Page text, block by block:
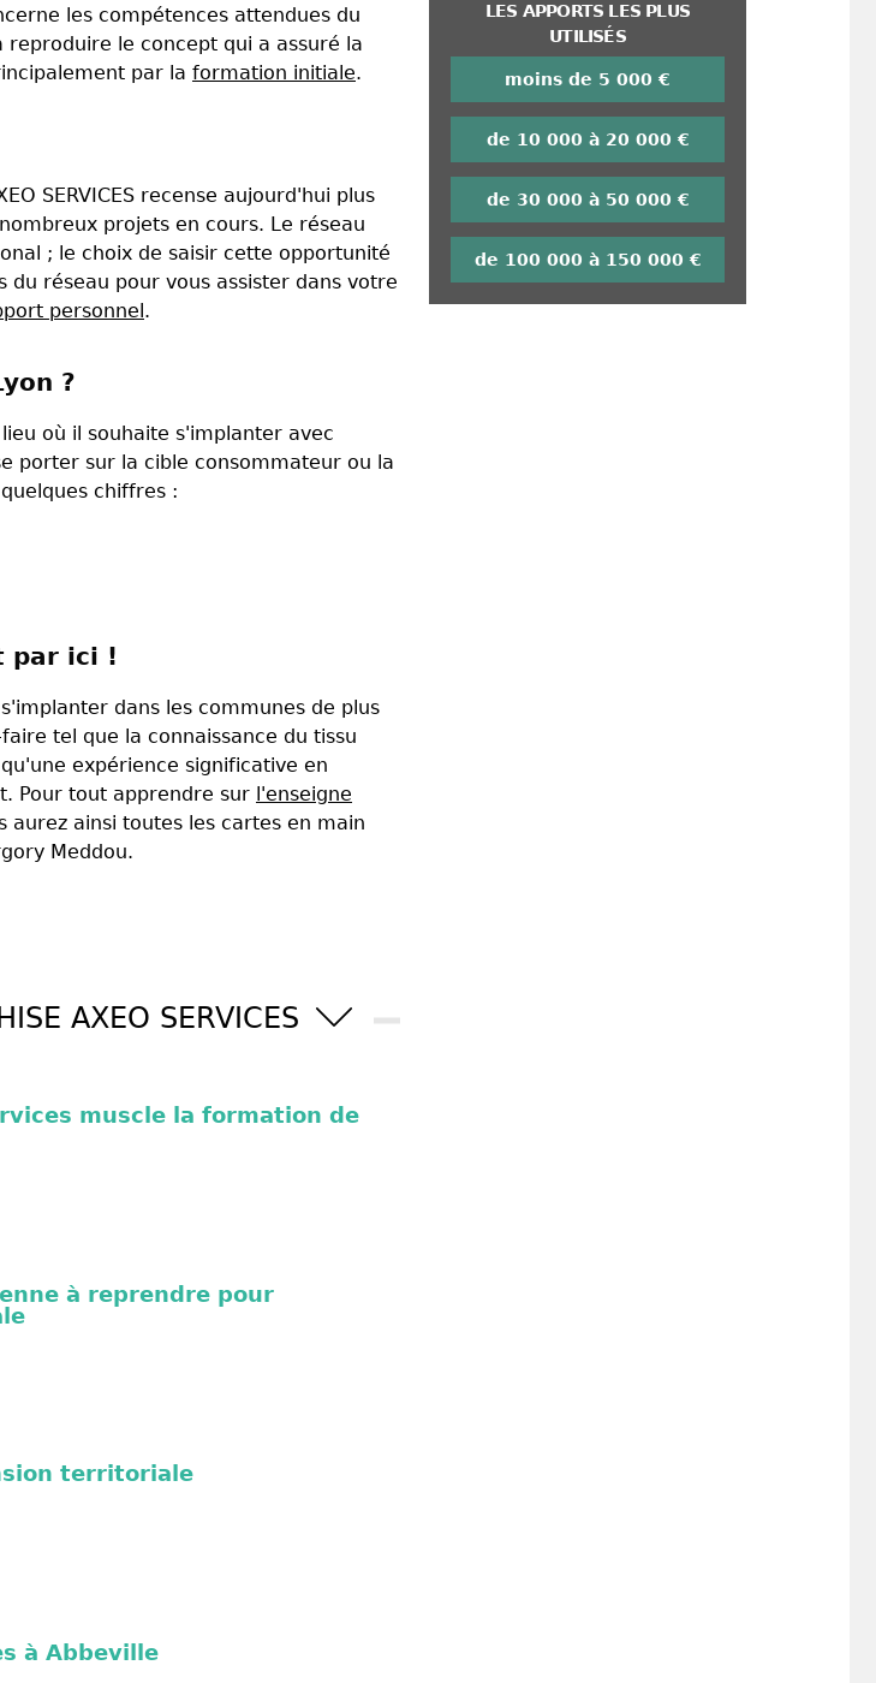
les compétences attendues du
le concept qui a assuré la
par la formation initiale.
SERVICES recense aujourd'hui plus
projets en cours. Le réseau
; le choix de saisir cette opportunité
réseau pour vous assister dans votre
personnel .
?
où il souhaite s'implanter avec
porter sur la cible consommateur ou la
chiffres :
par ici !
dans les communes de plus
tel que la connaissance du tissu
expérience significative en
Pour tout apprendre sur l'enseigne
aurez ainsi toutes les cartes en main
Meddou.
AXEO SERVICES
muscle la formation de
à reprendre pour
territoriale
à Abbeville
LES APPORTS LES PLUS
UTILISÉS
moins de 5 000 €
de 10 000 à 20 000 €
de 30 000 à 50 000 €
de 100 000 à 150 000 €